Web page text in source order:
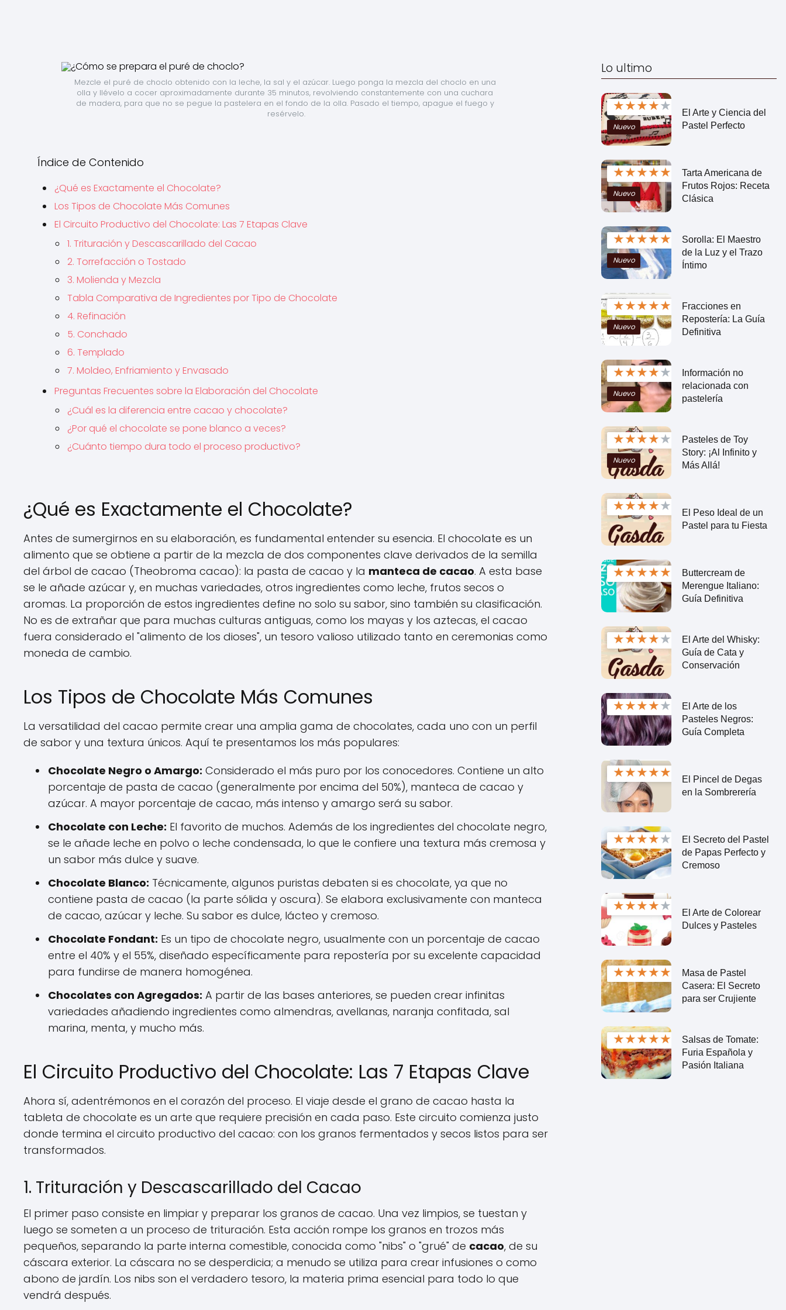
Mezcle el puré de choclo obtenido con la leche, la sal y el azúcar. Luego ponga la mezcla del choclo en una
olla y llévelo a cocer aproximadamente durante 35 minutos, revolviendo constantemente con una cuchara
de madera, para que no se pegue la pastelera en el fondo de la olla. Pasado el tiempo, apague el fuego y
resérvelo.
Índice de Contenido
¿Qué es Exactamente el Chocolate?
Los Tipos de Chocolate Más Comunes
El Circuito Productivo del Chocolate: Las 7 Etapas Clave
1. Trituración y Descascarillado del Cacao
2. Torrefacción o Tostado
3. Molienda y Mezcla
Tabla Comparativa de Ingredientes por Tipo de Chocolate
4. Refinación
5. Conchado
6. Templado
7. Moldeo, Enfriamiento y Envasado
Preguntas Frecuentes sobre la Elaboración del Chocolate
¿Cuál es la diferencia entre cacao y chocolate?
¿Por qué el chocolate se pone blanco a veces?
¿Cuánto tiempo dura todo el proceso productivo?
¿Qué es Exactamente el Chocolate?
Antes de sumergirnos en su elaboración, es fundamental entender su esencia. El chocolate es un
alimento que se obtiene a partir de la mezcla de dos componentes clave derivados de la semilla
del árbol de cacao (Theobroma cacao): la pasta de cacao y la manteca de cacao. A esta base
se le añade azúcar y, en muchas variedades, otros ingredientes como leche, frutos secos o
aromas. La proporción de estos ingredientes define no solo su sabor, sino también su clasificación.
No es de extrañar que para muchas culturas antiguas, como los mayas y los aztecas, el cacao
fuera considerado el "alimento de los dioses", un tesoro valioso utilizado tanto en ceremonias como
moneda de cambio.
Los Tipos de Chocolate Más Comunes
La versatilidad del cacao permite crear una amplia gama de chocolates, cada uno con un perfil
de sabor y una textura únicos. Aquí te presentamos los más populares:
Chocolate Negro o Amargo: Considerado el más puro por los conocedores. Contiene un alto
porcentaje de pasta de cacao (generalmente por encima del 50%), manteca de cacao y
azúcar. A mayor porcentaje de cacao, más intenso y amargo será su sabor.
Chocolate con Leche: El favorito de muchos. Además de los ingredientes del chocolate negro,
se le añade leche en polvo o leche condensada, lo que le confiere una textura más cremosa y
un sabor más dulce y suave.
Chocolate Blanco: Técnicamente, algunos puristas debaten si es chocolate, ya que no
contiene pasta de cacao (la parte sólida y oscura). Se elabora exclusivamente con manteca
de cacao, azúcar y leche. Su sabor es dulce, lácteo y cremoso.
Chocolate Fondant: Es un tipo de chocolate negro, usualmente con un porcentaje de cacao
entre el 40% y el 55%, diseñado específicamente para repostería por su excelente capacidad
para fundirse de manera homogénea.
Chocolates con Agregados: A partir de las bases anteriores, se pueden crear infinitas
variedades añadiendo ingredientes como almendras, avellanas, naranja confitada, sal
marina, menta, y mucho más.
El Circuito Productivo del Chocolate: Las 7 Etapas Clave
Ahora sí, adentrémonos en el corazón del proceso. El viaje desde el grano de cacao hasta la
tableta de chocolate es un arte que requiere precisión en cada paso. Este circuito comienza justo
donde termina el circuito productivo del cacao: con los granos fermentados y secos listos para ser
transformados.
1. Trituración y Descascarillado del Cacao
El primer paso consiste en limpiar y preparar los granos de cacao. Una vez limpios, se tuestan y
luego se someten a un proceso de trituración. Esta acción rompe los granos en trozos más
pequeños, separando la parte interna comestible, conocida como "nibs" o "grué" de cacao, de su
cáscara exterior. La cáscara no se desperdicia; a menudo se utiliza para crear infusiones o como
abono de jardín. Los nibs son el verdadero tesoro, la materia prima esencial para todo lo que
vendrá después.
Lo ultimo
★★★★★
Nuevo
El Arte y Ciencia del
Pastel Perfecto
★★★★★
Nuevo
Tarta Americana de
Frutos Rojos: Receta
Clásica
★★★★★
Nuevo
Sorolla: El Maestro
de la Luz y el Trazo
Íntimo
★★★★★
Nuevo
Fracciones en
Repostería: La Guía
Definitiva
★★★★★
Nuevo
Información no
relacionada con
pastelería
★★★★★
Nuevo
Pasteles de Toy
Story: ¡Al Infinito y
Más Allá!
★★★★★
El Peso Ideal de un
Pastel para tu Fiesta
★★★★★
Buttercream de
Merengue Italiano:
Guía Definitiva
★★★★★
El Arte del Whisky:
Guía de Cata y
Conservación
★★★★★
El Arte de los
Pasteles Negros:
Guía Completa
★★★★★
El Pincel de Degas
en la Sombrerería
★★★★★
El Secreto del Pastel
de Papas Perfecto y
Cremoso
★★★★★
El Arte de Colorear
Dulces y Pasteles
★★★★★
Masa de Pastel
Casera: El Secreto
para ser Crujiente
★★★★★
Salsas de Tomate:
Furia Española y
Pasión Italiana